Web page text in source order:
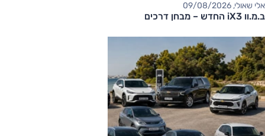
אלי שאולי, 09/08/2026
ב.מ.וו iX3 החדש – מבחן דרכים